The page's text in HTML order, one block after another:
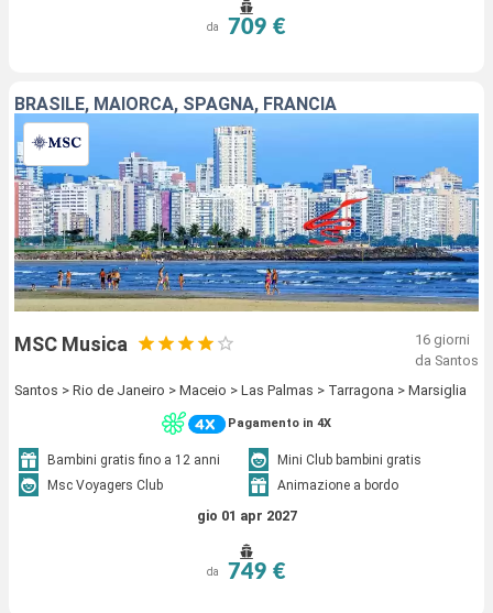
da 709 €
BRASILE, MAIORCA, SPAGNA, FRANCIA
MSC Musica
16 giorni
da Santos
Santos > Rio de Janeiro > Maceio > Las Palmas > Tarragona > Marsiglia
Pagamento in 4X
Bambini gratis fino a 12 anni
Mini Club bambini gratis
Msc Voyagers Club
Animazione a bordo
gio 01 apr 2027
da 749 €